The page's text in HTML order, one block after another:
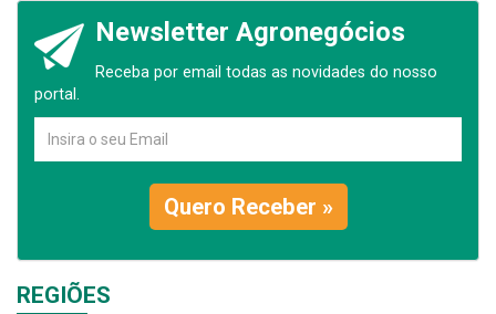
Newsletter Agronegócios
Receba por email todas as novidades do nosso
portal.
Quero Receber »
REGIÕES